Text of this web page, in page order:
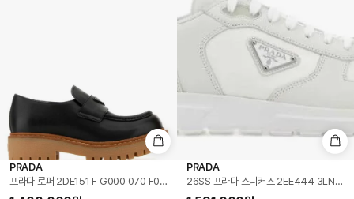
PRADA
프라다 로퍼 2DE151 F G000 070 F0002 BLACK DOM
PRADA
26SS 프라다 스니커즈 2EE444 3LNW